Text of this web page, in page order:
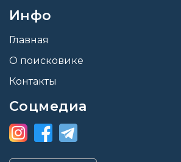
Инфо
Главная
О поисковике
Контакты
Соцмедиа